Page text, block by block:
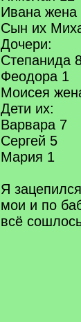
Ивана жена
Сын их
Дочери:
Степанида
Феодора 1
Моисея
Дети их:
Варвара 7
Сергей 5
Мария 1
Я
мои и по
всё